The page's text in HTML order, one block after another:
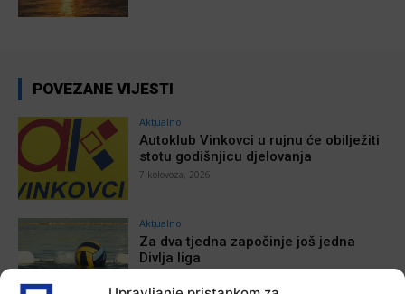
POVEZANE VIJESTI
Aktualno
Autoklub Vinkovci u rujnu će obilježiti
stotu godišnjicu djelovanja
7 kolovoza, 2026
Aktualno
Za dva tjedna započinje još jedna
Divlja liga